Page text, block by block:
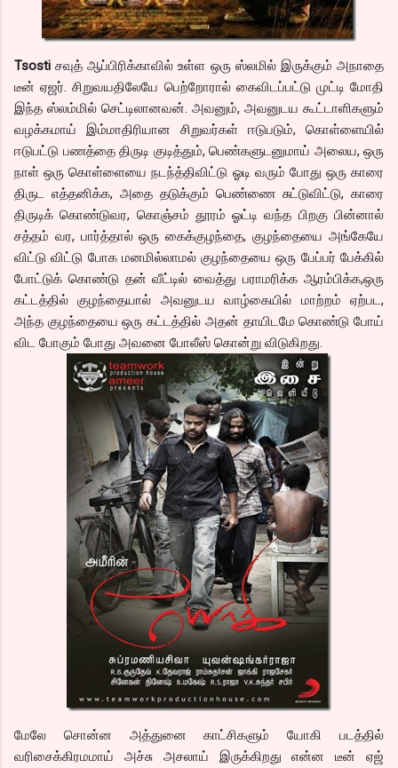
Tsostiசவுத் ஆப்பிரிக்காவில் உள்ள ஒரு ஸ்லமில் இருக்கும் அநாதை
டீன் ஏஜர். சிறுவயதிலேயே பெற்றோரால் கைவிடப்பட்டு முட்டி மோதி
இந்த ஸ்லம்மில் செட்டிலானவன். அவனும், அவனுடய கூட்டாளிகளும்
வழக்கமாய் இம்மாதிரியான சிறுவர்கள் ஈடுபடும், கொள்ளையில்
ஈடுபட்டு பணத்தை திருடி குடித்தும், பெண்களுடனுமாய் அலைய, ஒரு
நாள் ஒரு கொள்ளையை நடந்த்திவிட்டு ஓடி வரும் போது ஒரு காரை
திருட எத்தனிக்க, அதை தடுக்கும் பெண்ணை சுட்டுவிட்டு, காரை
திருடிக் கொண்டுவர, கொஞ்சம் தூரம் ஓட்டி வந்த பிறகு பின்னால்
சத்தம் வர, பார்த்தால் ஒரு கைக்குழந்தை, குழந்தையை அங்கேயே
விட்டு விட்டு போக மனமில்லாமல் குழந்தையை ஒரு பேப்பர் பேக்கில்
போட்டுக் கொண்டு தன் வீட்டில் வைத்து பராமரிக்க ஆரம்பிக்க,ஒரு
கட்டத்தில் குழந்தையால் அவனுடய வாழ்கையில் மாற்றம் ஏற்பட,
அந்த குழந்தையை ஒரு கட்டத்தில் அதன் தாயிடமே கொண்டு போய்
விட போகும் போது அவனை போலீஸ் கொன்று விடுகிறது.
மேலே சொன்ன அத்துனை காட்சிகளும் யோகி படத்தில்
வரிசைக்கிரமமாய் அச்சு அசலாய் இருக்கிறது என்ன டீன் ஏஜ்